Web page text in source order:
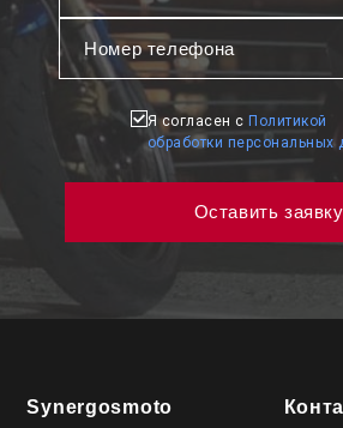
Я согласен сПолитикой
обработки персональных
Synergosmoto